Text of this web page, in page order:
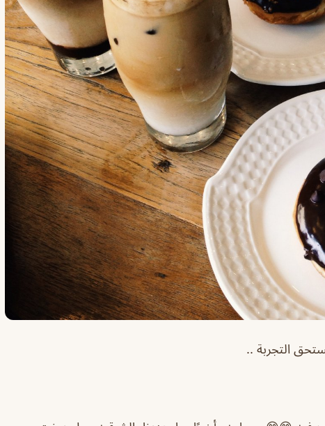
التجربة ..